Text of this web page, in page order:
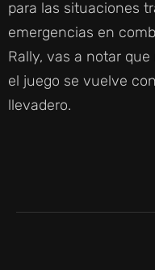
para las situaciones
emergencias en
Rally, vas a notar
el juego se vuelve
llevadero.